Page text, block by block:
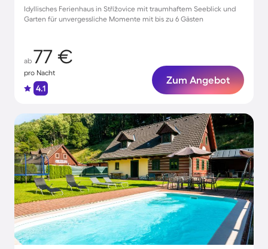
Idyllisches Ferienhaus in Střížovice mit traumhaftem Seeblick und
Garten für unvergessliche Momente mit bis zu 6 Gästen
ab 77 €
pro Nacht
4.1
Zum Angebot